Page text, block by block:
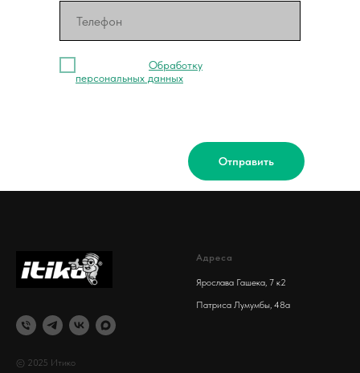
Обработку
персональных данных
Отправить
© 2025 Итико
Адреса
Ярослава Гашека, 7 к2
Патриса Лумумбы, 48а